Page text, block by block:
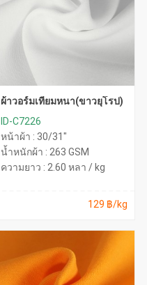
ผ้าวอร์มเทียมหนา(ขาวยุโรป)
ID-C7226
หน้าผ้า : 30/31"
น้ำหนักผ้า : 263 GSM
ความยาว : 2.60 หลา / kg
129 ฿/kg